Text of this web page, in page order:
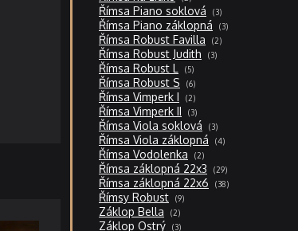
produkty
Římsa Piano soklová 33
produkty
Římsa Piano záklopná 33
produkty
Římsa Robust Favilla 22
produkty
Římsa Robust Judith 33
produkty
Římsa Robust L 55
produktů
Římsa Robust S 66
produktů
Římsa Vimperk I 22
produkty
Římsa Vimperk II 33
produkty
Římsa Viola soklová 33
produkty
Římsa Viola záklopná 44
produkty
Římsa Vodolenka 22
produkty
Římsa záklopná 22x3 2929
produktů
Římsa záklopná 22x6 3838
produktů
Římsy Robust 99
produktů
Záklop Bella 22
produkty
Záklop Ostrý 33